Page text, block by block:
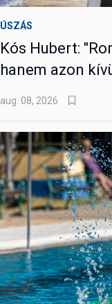
ÚSZÁS
Kós Hubert:
hanem azon
aug. 08, 2026